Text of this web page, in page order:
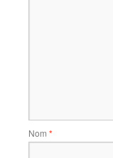
Nom *